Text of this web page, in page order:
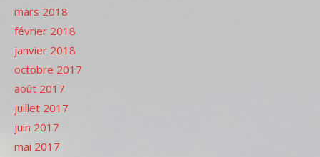
mars 2018
février 2018
janvier 2018
octobre 2017
août 2017
juillet 2017
juin 2017
mai 2017